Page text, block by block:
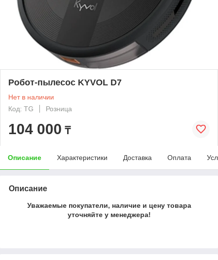
Робот-пылесос KYVOL D7
Нет в наличии
Код: TG
Розница
104 000 ₸
Описание Характеристики Доставка Оплата
Описание
Уважаемые покупатели, наличие и цену товара
уточняйте у менеджера!